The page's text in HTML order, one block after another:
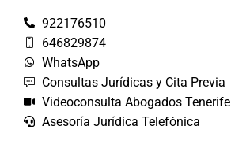
922176510
646829874
WhatsApp
Consultas Jurídicas y Cita Previa
Videoconsulta Abogados Tenerife
Asesoría Jurídica Telefónica